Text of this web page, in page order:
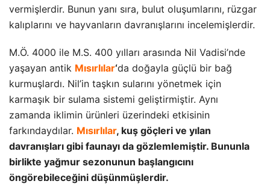
vermişlerdir. Bunun yanı sıra, bulut oluşumlarını, rüzgar
kalıplarını ve hayvanların davranışlarını incelemişlerdir.
M.Ö. 4000 ile M.S. 400 yılları arasında Nil Vadisi’nde
yaşayan antik Mısırlılar‘da doğayla güçlü bir bağ
kurmuşlardı. Nil’in taşkın sularını yönetmek için
karmaşık bir sulama sistemi geliştirmiştir. Aynı
zamanda iklimin ürünleri üzerindeki etkisinin
farkındaydılar. Mısırlılar, kuş göçleri ve yılan
davranışları gibi faunayı da gözlemlemiştir. Bununla
birlikte yağmur sezonunun başlangıcını
öngörebileceğini düşünmüşlerdir.